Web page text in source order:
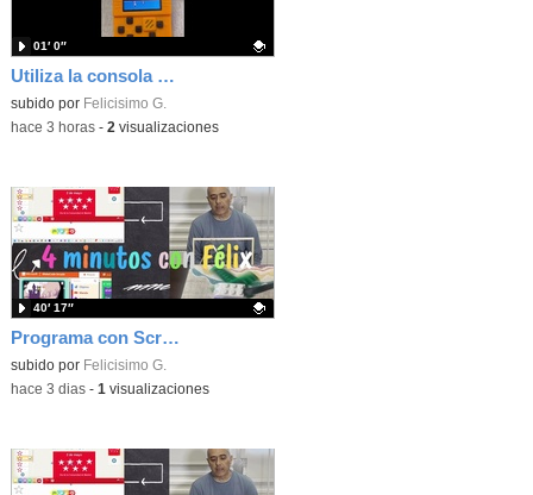
Utiliza la consola Meowbit de KIttenbot para jugar con tus programas MakeCode Arcade
Contenido educativo.
subido por Felicisimo G.
01′ 0″
-hace 3 horas- 2 visualizaciones
Programa con Scratch, 8 diferentes juegos para vivir la emoción de los partidos de España en el mundial 2026
Contenido educativo.
subido por Felicisimo G.
40′ 17″
-hace 3 dias- 1 visualizaciones